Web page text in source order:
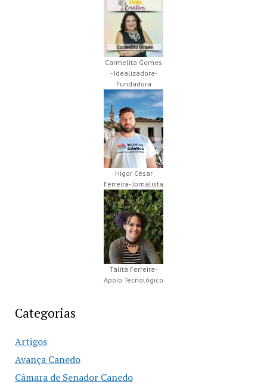
Carmelita Gomes
- Idealizadora-
Fundadora
Higor César
Ferreira- Jornalista
Talita Ferreira-
Apoio Tecnológico
Categorias
Artigos
Avança Canedo
Câmara de Senador Canedo